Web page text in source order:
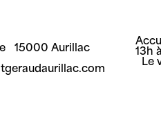
15000 Aurillac 13h
Le